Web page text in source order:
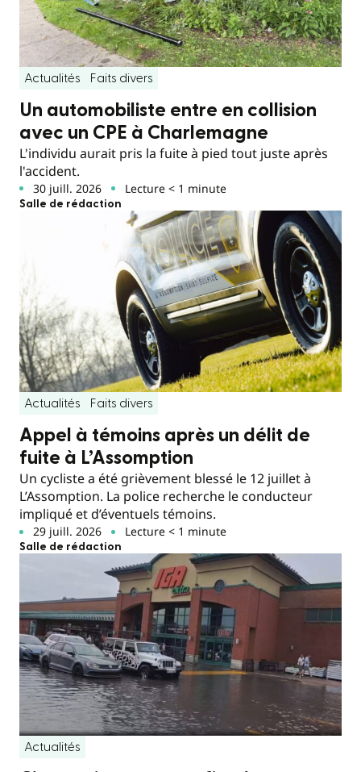
Actualités Faits divers
Un automobiliste entre en collision
avec un CPE à Charlemagne
L'individu aurait pris la fuite à pied tout juste après
l'accident.
30 juill. 2026 Lecture < 1 minute
Salle de rédaction
Actualités Faits divers
Appel à témoins après un délit de
fuite à L’Assomption
Un cycliste a été grièvement blessé le 12 juillet à
L’Assomption. La police recherche le conducteur
impliqué et d’éventuels témoins.
29 juill. 2026 Lecture < 1 minute
Salle de rédaction
Actualités